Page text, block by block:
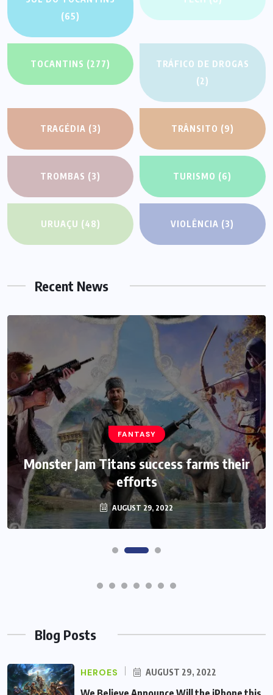
(65)
TOCANTINS (277)
TRÁFICO DE DROGAS
(2)
TRAGÉDIA (3) TRÂNSITO (9)
TROMBAS (3) TURISMO (6)
URUAÇU (48) VIOLÊNCIA (3)
Recent News
HEROES
We Believe Announce Will the iPhone
this Day By Kinds Game Play History
AUGUST 29, 2022
Blog Posts
HEROES AUGUST 29, 2022